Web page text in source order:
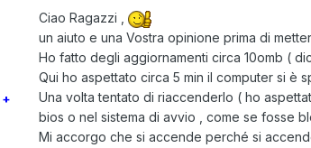
+
Ciao Ragazzi ,
un aiuto e una Vostra opinione prima di
Ho fatto degli aggiornamenti circa 10omb (
Qui ho aspettato circa 5 min il computer si è
Una volta tentato di riaccenderlo ( ho
bios o nel sistema di avvio , come se fosse
Mi accorgo che si accende perché si